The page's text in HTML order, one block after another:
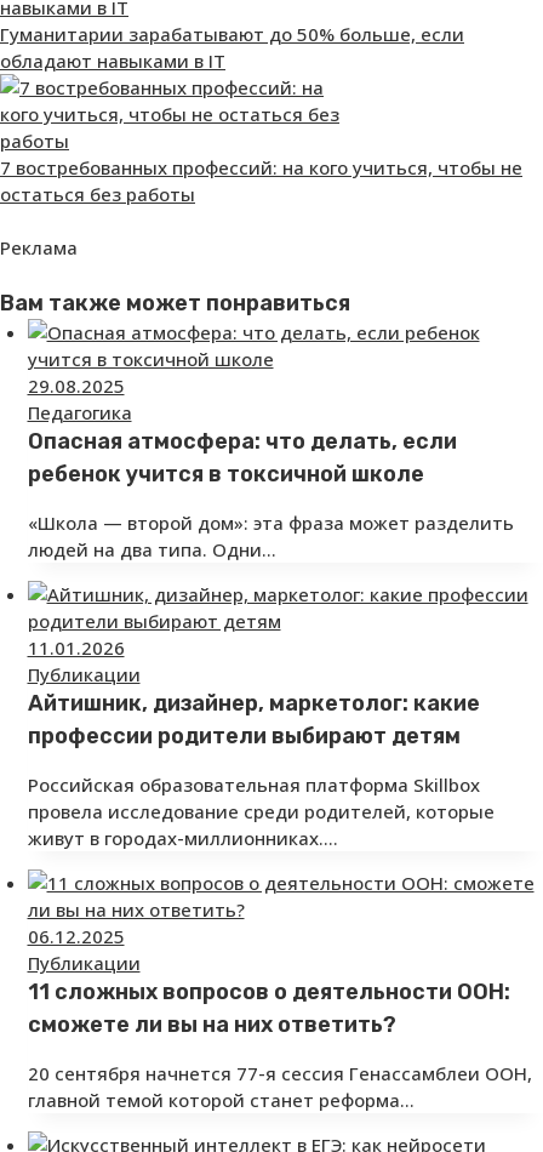
Гуманитарии зарабатывают до 50% больше, если
обладают навыками в IT
7 востребованных профессий: на кого учиться, чтобы не
остаться без работы
Реклама
Вам также может понравиться
29.08.2025
Педагогика
Опасная атмосфера: что делать, если
ребенок учится в токсичной школе
«Школа — второй дом»: эта фраза может разделить
людей на два типа. Одни…
11.01.2026
Публикации
Айтишник, дизайнер, маркетолог: какие
профессии родители выбирают детям
Российская образовательная платформа Skillbox
провела исследование среди родителей, которые
живут в городах-миллионниках.…
06.12.2025
Публикации
11 сложных вопросов о деятельности ООН:
сможете ли вы на них ответить?
20 сентября начнется 77-я сессия Генассамблеи ООН,
главной темой которой станет реформа…